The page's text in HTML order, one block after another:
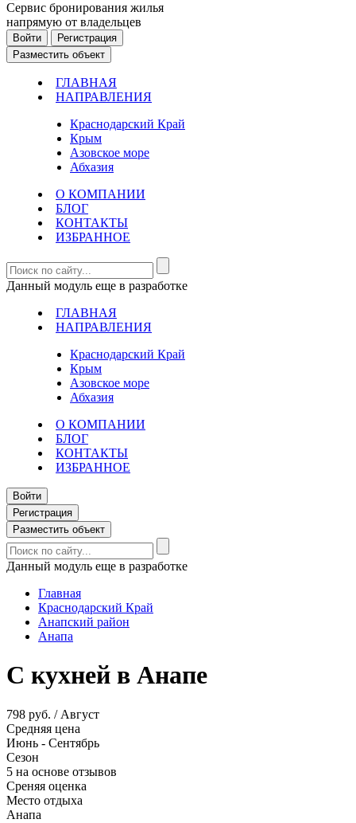
Cервис бронирования жилья
напрямую от владельцев
Войти
Регистрация
Разместить объект
ГЛАВНАЯ
НАПРАВЛЕНИЯ
Краснодарский Край
Крым
Азовское море
Абхазия
О КОМПАНИИ
БЛОГ
КОНТАКТЫ
ИЗБРАННОЕ
Данный модуль еще в разработке
ГЛАВНАЯ
НАПРАВЛЕНИЯ
Краснодарский Край
Крым
Азовское море
Абхазия
О КОМПАНИИ
БЛОГ
КОНТАКТЫ
ИЗБРАННОЕ
Войти
Регистрация
Разместить объект
Данный модуль еще в разработке
Главная
Краснодарский Край
Анапский район
Анапа
С кухней в Анапе
798 руб. / Август
Средняя цена
Июнь - Сентябрь
Сезон
5 на основе отзывов
Среняя оценка
Место отдыха
Анапа